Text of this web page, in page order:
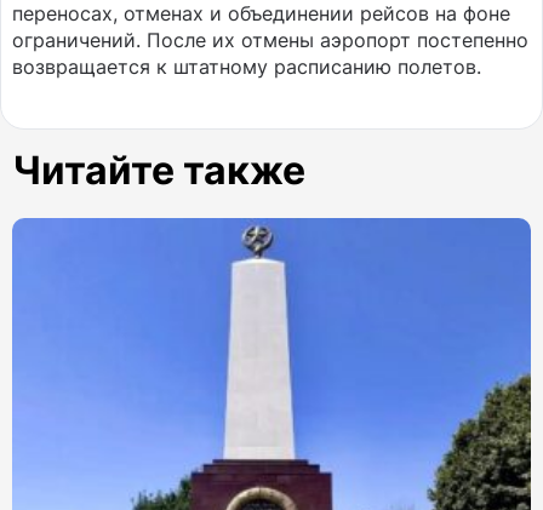
переносах, отменах и объединении рейсов на фоне
ограничений. После их отмены аэропорт постепенно
возвращается к штатному расписанию полетов.
Читайте также